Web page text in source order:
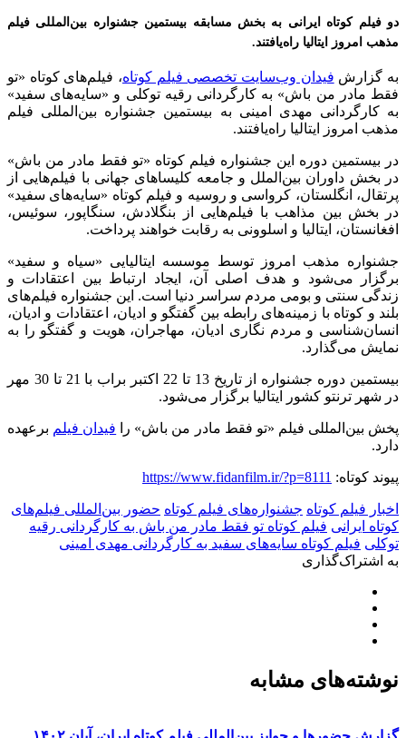
دو فیلم کوتاه ایرانی به بخش مسابقه بیستمین جشنواره بين‌المللی فيلم
مذهب امروز ایتالیا راه‌يافتند.
به گزارش فیدان وب‌سایت تخصصی فیلم کوتاه، فيلم‌های كوتاه «تو
فقط مادر من باش» به کارگردانی رقیه توکلی و «سایه‌های سفید»
به کارگردانی مهدی امینی به بیستمین جشنواره بين‌المللی فيلم
مذهب امروز ایتالیا راه‌يافتند.
در بیستمین دوره این جشنواره فیلم کوتاه «تو فقط مادر من باش»
در بخش داوران بین‌الملل و جامعه کلیساهای جهانی با فیلم‌هایی از
پرتقال، انگلستان، کرواسی و روسیه و فیلم‌ کوتاه «سایه‌های سفید»
در بخش بین مذاهب با فیلم‌هایی از بنگلادش، سنگاپور، سوئیس،
افغانستان، ایتالیا و اسلوونی به رقابت خواهند پرداخت.
جشنواره مذهب امروز توسط موسسه ایتالیایی «سیاه و سفید»
برگزار می‌شود و هدف اصلی آن، ایجاد ارتباط بین اعتقادات و
زندگی سنتی و بومی مردم سراسر دنیا است. این جشنواره فیلم‌های
بلند و کوتاه با زمینه‌های رابطه بین گفتگو و ادیان، اعتقادات و ادیان،
انسان‌شناسی و مردم نگاری ادیان، مهاجران، هویت و گفتگو را به
نمایش می‌گذارد.
بیستمین دوره جشنواره از تاریخ 13 تا 22 اکتبر براب با 21 تا 30 مهر
در شهر ترنتو کشور ایتالیا برگزار می‌شود.
پخش بین‌المللی فیلم‌ «تو فقط مادر من باش» را فیدان فیلم برعهده
دارد.
پیوند کوتاه: https://www.fidanfilm.ir/?p=8111
اخبار فیلم کوتاه جشنواره‌های فیلم کوتاه حضور بین‌المللی فیلم‌های
کوتاه ایرانی فیلم کوتاه تو فقط مادر من باش به کارگردانی رقیه
توکلی فیلم کوتاه سایه‌های سفید به کارگردانی مهدی امینی
به اشتراک‌گذاری
نوشته‌های مشابه